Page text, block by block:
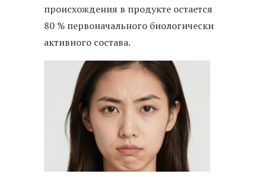
происхождения в продукте остается
80 % первоначального биологически
активного состава.